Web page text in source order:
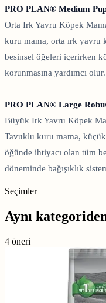
PRO PLAN® Medium
Orta Irk Yavru Köpek
kuru mama, orta ırk yavru
besinsel öğeleri içerirken
korunmasına yardımcı olur.
PRO PLAN® Large
Büyük Irk Yavru Köpek
Tavuklu kuru mama,
öğünde ihtiyacı olan tüm
döneminde bağışıklık
Seçimler
Aynı
4 öneri